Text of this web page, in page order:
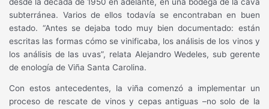
subterránea. Varios de ellos todavía se encontraban en buen
estado. “Antes se dejaba todo muy bien documentado: están
escritas las formas cómo se vinificaba, los análisis de los vinos y
los análisis de las uvas”, relata Alejandro Wedeles, sub gerente
de enología de Viña Santa Carolina.
Con estos antecedentes, la viña comenzó a implementar un
proceso de rescate de vinos y cepas antiguas –no solo de la